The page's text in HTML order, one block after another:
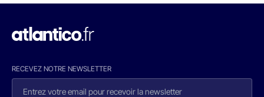
RECEVEZ NOTRE NEWSLETTER